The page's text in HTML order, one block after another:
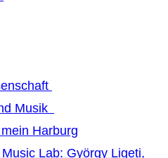
Musik
Harburg
Lab: György Ligeti,